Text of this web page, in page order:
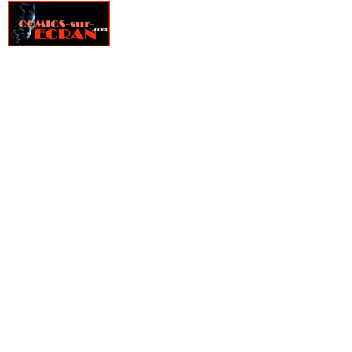
» Fire Power
» Fondu au noir
» Fox-Boy